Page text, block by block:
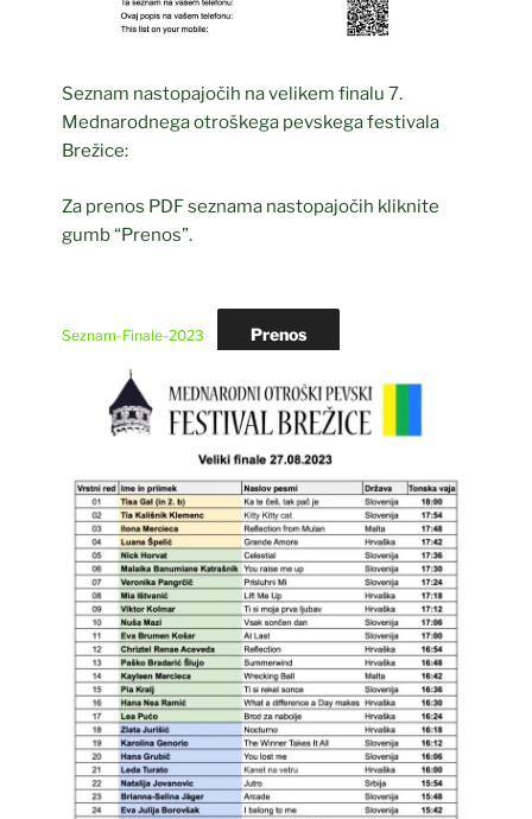
Seznam nastopajočih na velikem finalu 7.
Mednarodnega otroškega pevskega festivala
Brežice:
Za prenos PDF seznama nastopajočih kliknite
gumb “Prenos”.
Seznam-Finale-2023 Prenos